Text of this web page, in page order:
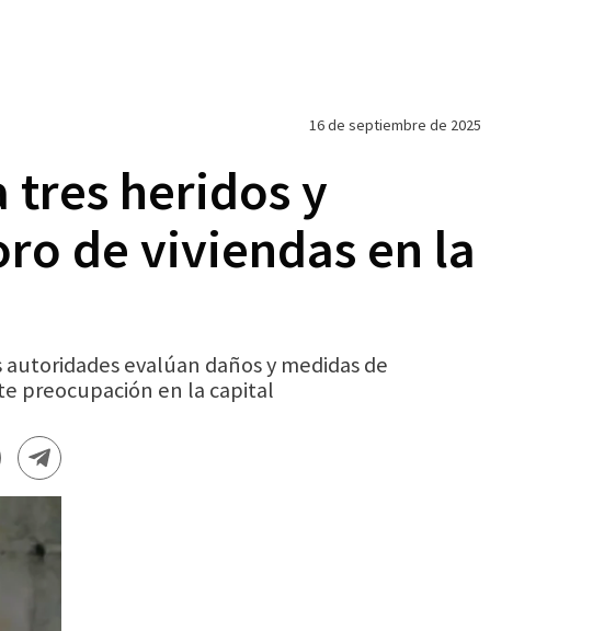
16 de septiembre de 2025
tres heridos y
de viviendas en la
evalúan daños y medidas de
preocupación en la capital